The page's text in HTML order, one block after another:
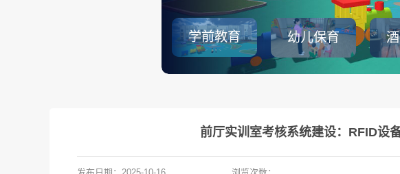
学前教育 幼儿保育
前厅实训室考核系统建设：RFID设